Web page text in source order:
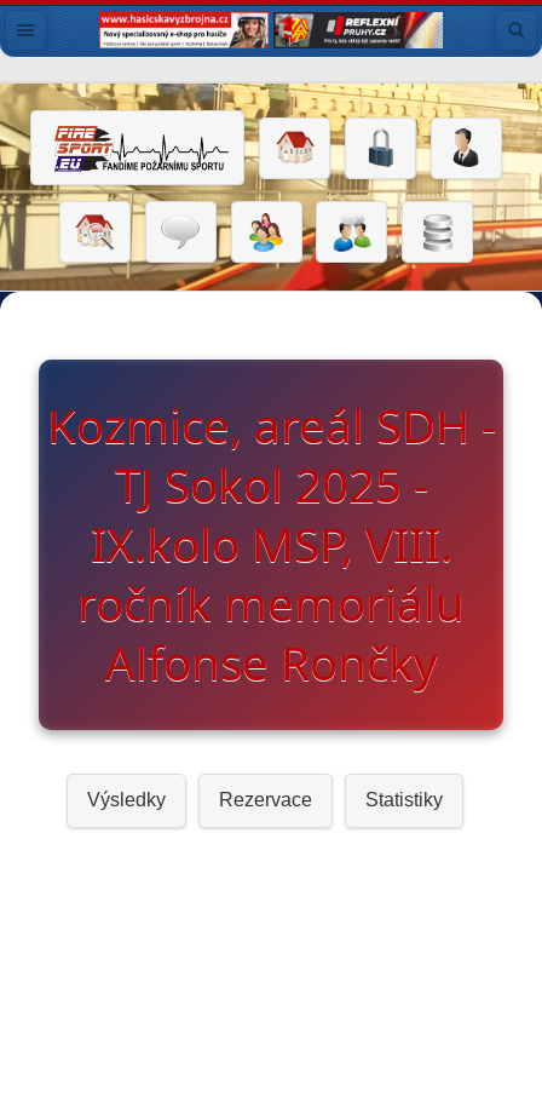
Kozmice, areál SDH -
TJ Sokol 2025 -
IX.kolo MSP, VIII.
ročník memoriálu
Alfonse Rončky
Výsledky Rezervace Statistiky